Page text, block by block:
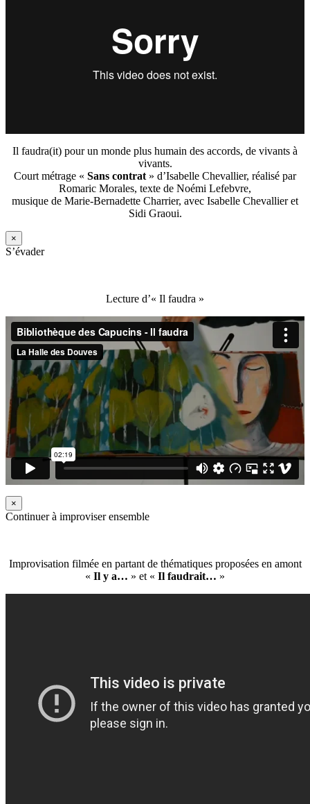
Il faudra(it) pour un monde plus humain des accords, de vivants à
vivants.
Court métrage « Sans contrat » d’Isabelle Chevallier, réalisé par
Romaric Morales, texte de Noémi Lefebvre,
musique de Marie-Bernadette Charrier, avec Isabelle Chevallier et
Sidi Graoui.
×
S’évader
Lecture d’« Il faudra »
×
Continuer à improviser ensemble
Improvisation filmée en partant de thématiques proposées en amont
« Il y a… » et « Il faudrait… »